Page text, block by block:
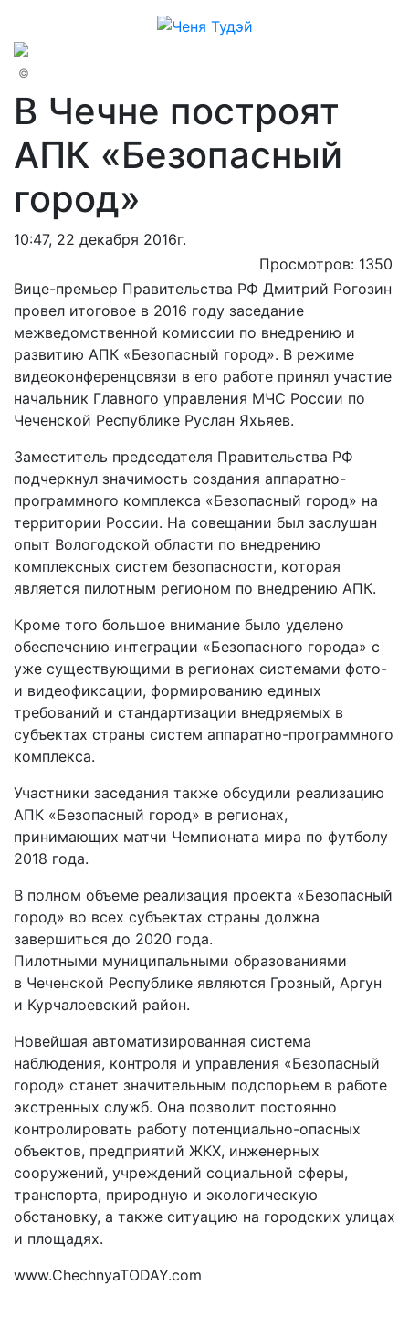
©
В Чечне построят
АПК «Безопасный
город»
10:47, 22 декабря 2016г.
Просмотров: 1350
Вице-премьер Правительства РФ Дмитрий Рогозин
провел итоговое в 2016 году заседание
межведомственной комиссии по внедрению и
развитию АПК «Безопасный город». В режиме
видеоконференцсвязи в его работе принял участие
начальник Главного управления МЧС России по
Чеченской Республике Руслан Яхьяев.
Заместитель председателя Правительства РФ
подчеркнул значимость создания аппаратно-
программного комплекса «Безопасный город» на
территории России. На совещании был заслушан
опыт Вологодской области по внедрению
комплексных систем безопасности, которая
является пилотным регионом по внедрению АПК.
Кроме того большое внимание было уделено
обеспечению интеграции «Безопасного города» с
уже существующими в регионах системами фото-
и видеофиксации, формированию единых
требований и стандартизации внедряемых в
субъектах страны систем аппаратно-программного
комплекса.
Участники заседания также обсудили реализацию
АПК «Безопасный город» в регионах,
принимающих матчи Чемпионата мира по футболу
2018 года.
В полном объеме реализация проекта «Безопасный
город» во всех субъектах страны должна
завершиться до 2020 года.
Пилотными муниципальными образованиями
в Чеченской Республике являются Грозный, Аргун
и Курчалоевский район.
Новейшая автоматизированная система
наблюдения, контроля и управления «Безопасный
город» станет значительным подспорьем в работе
экстренных служб. Она позволит постоянно
контролировать работу потенциально-опасных
объектов, предприятий ЖКХ, инженерных
сооружений, учреждений социальной сферы,
транспорта, природную и экологическую
обстановку, а также ситуацию на городских улицах
и площадях.
www.ChechnyaTODAY.com